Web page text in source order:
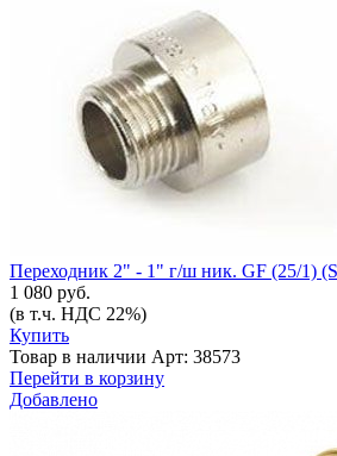
Переходник 2" - 1" г/ш ник. GF (25/1)
1 080 руб.
(в т.ч. НДС 22%)
Купить
Товар в наличии Арт: 38573
Перейти в корзину
Добавлено